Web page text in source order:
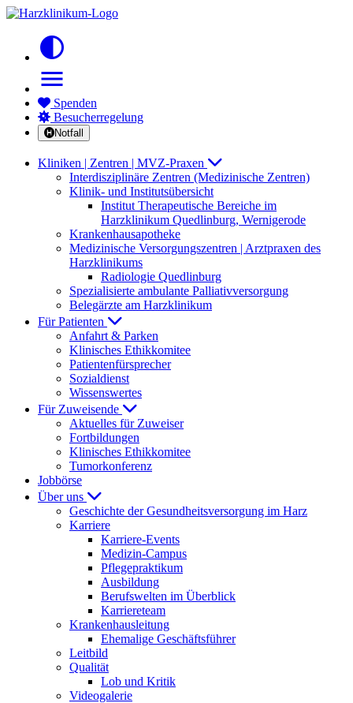
contrast
menu
Spenden
Besucherregelung
Notfall
Kliniken | Zentren | MVZ-Praxen
Interdisziplinäre Zentren (Medizinische Zentren)
Klinik- und Institutsübersicht
Institut Therapeutische Bereiche im
Harzklinikum Quedlinburg, Wernigerode
Krankenhausapotheke
Medizinische Versorgungszentren | Arztpraxen des
Harzklinikums
Radiologie Quedlinburg
Spezialisierte ambulante Palliativversorgung
Belegärzte am Harzklinikum
Für Patienten
Anfahrt & Parken
Klinisches Ethikkomitee
Patientenfürsprecher
Sozialdienst
Wissenswertes
Für Zuweisende
Aktuelles für Zuweiser
Fortbildungen
Klinisches Ethikkomitee
Tumorkonferenz
Jobbörse
Über uns
Geschichte der Gesundheitsversorgung im Harz
Karriere
Karriere-Events
Medizin-Campus
Pflegepraktikum
Ausbildung
Berufswelten im Überblick
Karriereteam
Krankenhausleitung
Ehemalige Geschäftsführer
Leitbild
Qualität
Lob und Kritik
Videogalerie